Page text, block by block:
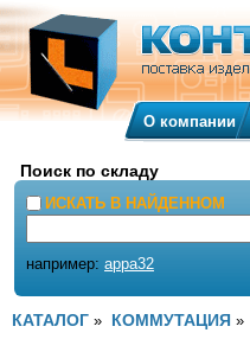
О компании
Поиск по складу
ИСКАТЬ В НАЙДЕННОМ
например: appa32
КАТАЛОГ » КОММУТАЦИЯ »